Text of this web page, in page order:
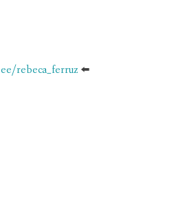
rebeca_ferruz ⬅️